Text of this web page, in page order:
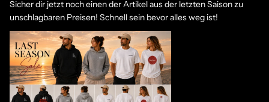
Sicher dir jetzt noch einen der Artikel aus der letzten Saison zu
unschlagbaren Preisen! Schnell sein bevor alles weg ist!
Last Season Sale